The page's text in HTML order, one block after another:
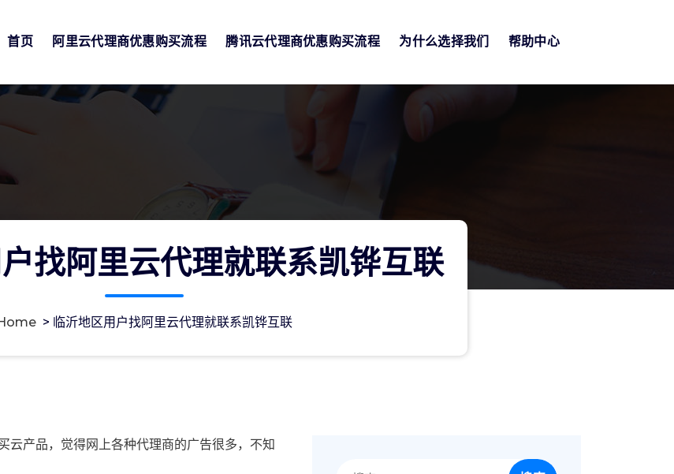
首页 阿里云代理商优惠购买流程 腾讯云代理商优惠购买流程 为什么选择我们 帮助中心
找阿里云代理就联系凯铧互联
> 临沂地区用户找阿里云代理就联系凯铧互联
云产品，觉得网上各种代理商的广告很多，不知